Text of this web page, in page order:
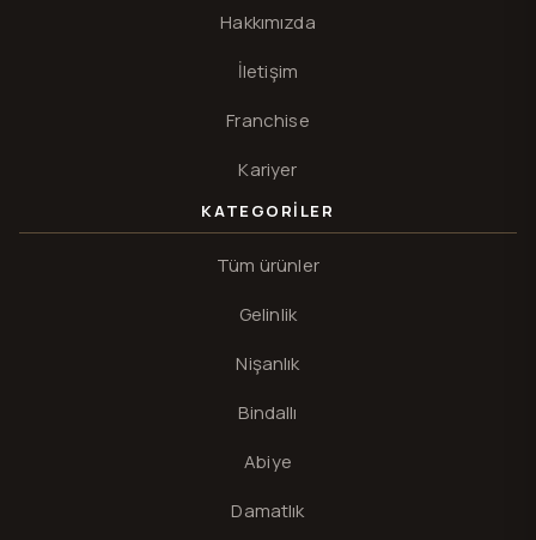
Hakkımızda
İletişim
Franchise
Kariyer
KATEGORILER
Tüm ürünler
Gelinlik
Nişanlık
Bindallı
Abiye
Damatlık